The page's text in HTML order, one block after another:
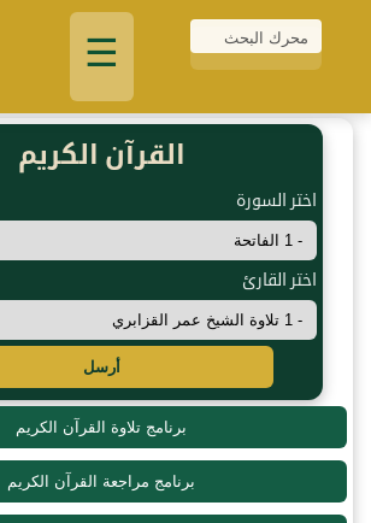
☰
القرآن الكريم
اختر السورة
اختر القارئ
أرسل
برنامج تلاوة القرآن الكريم
برنامج مراجعة القرآن الكريم